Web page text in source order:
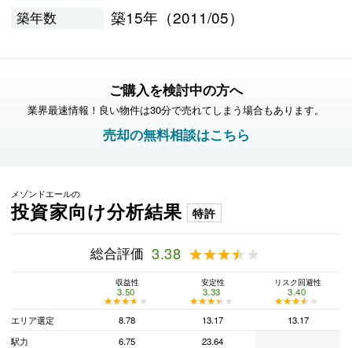
築年数 築15年（2011/05）
ご購入を検討中の方へ
業界最速情報！良い物件は30分で売れてしまう場合もあります。
売却の無料相談はこちら
メゾンドエールの
投資家向け分析結果 特許
総合評価 3.38 ★★★★★
★★★★★
収益性
3.50
★★★★★
★★★★★
安定性
3.33
★★★★★
★★★★★
リスク回避性
3.40
★★★★★
★★★★★
エリア選定
8.78 13.17
13.17
駅力
6.75
23.64